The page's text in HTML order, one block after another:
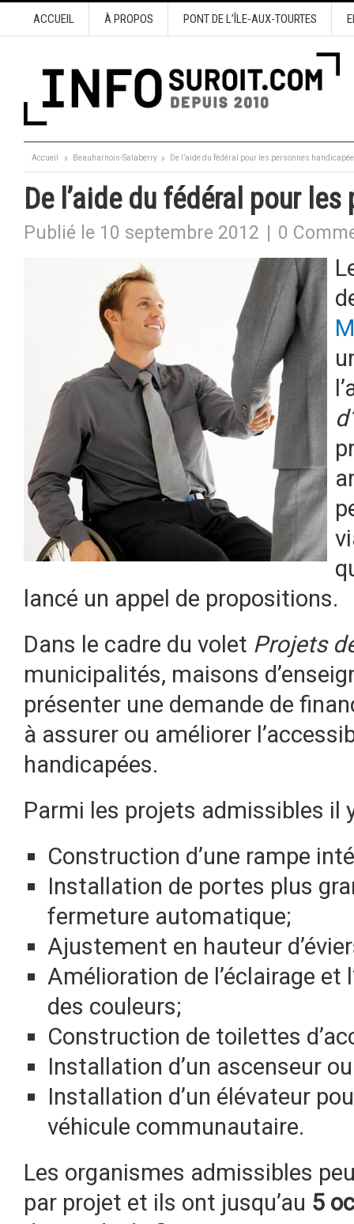
ACCUEIL À PROPOS PONT DE L’ÎLE-AUX-TOURTES
Accueil Beauharnois-Salaberry De l’aide du fédéral pour les personnes
De l’aide du fédéral pour
Publié le 10 septembre 2012 0
lancé un appel de propositions.
Dans le cadre du volet Projets
municipalités, maisons
présenter une demande de
à assurer ou améliorer
handicapées.
Parmi les projets admissibles il
Construction d’une rampe
Installation de portes plus
fermeture automatique;
Ajustement en hauteur
Amélioration de l’éclairage
des couleurs;
Construction de toilettes
Installation d’un ascenseur
Installation d’un élévateur
véhicule communautaire.
Les organismes admissibles
par projet et ils ont jusqu’au 5